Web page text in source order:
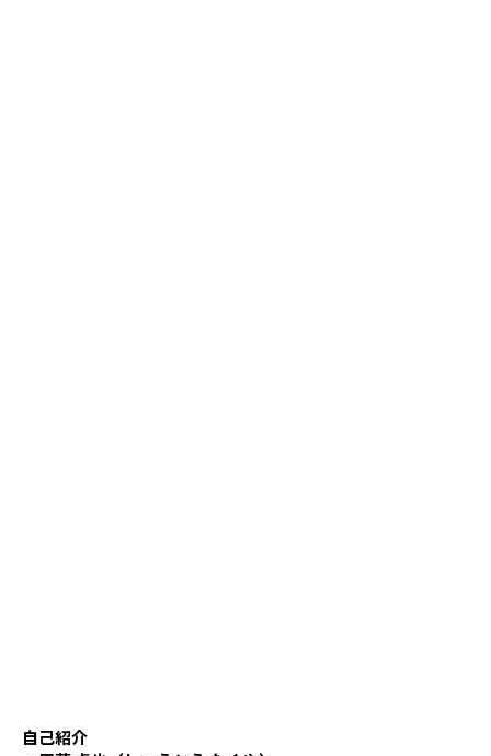
自己紹介